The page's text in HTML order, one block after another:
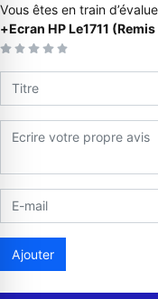
Appelez-
06 37 08 07
Vous êtes en train
+Ecran HP Le1711
Ajouter